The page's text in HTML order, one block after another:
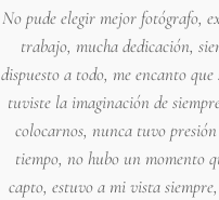
No pude elegir mejor fotógrafo,
trabajo, mucha dedicación,
dispuesto a todo, me encanto que
tuviste la imaginación de
colocarnos, nunca tuvo
tiempo, no hubo un momento
capto, estuvo a mi vista